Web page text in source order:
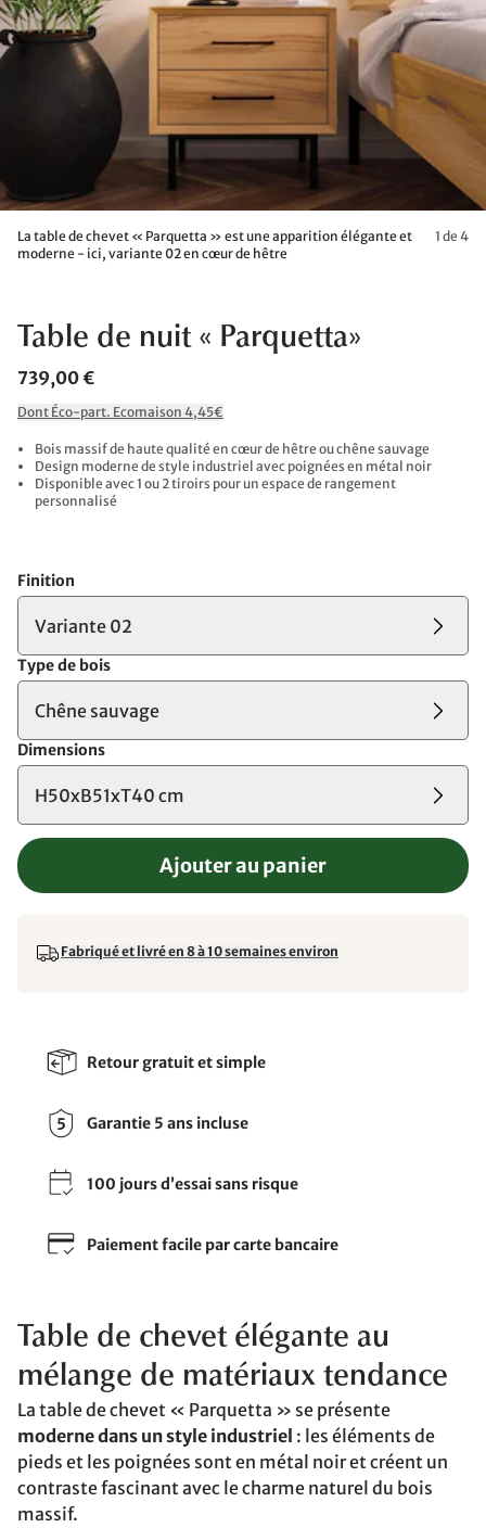
La table de chevet « Parquetta » est une apparition élégante et
moderne - ici, variante 02 en cœur de hêtre
1 de 4
Table de nuit « Parquetta»
739,00 €
Dont Éco-part. Ecomaison 4,45€
Bois massif de haute qualité en cœur de hêtre ou chêne sauvage
Design moderne de style industriel avec poignées en métal noir
Disponible avec 1 ou 2 tiroirs pour un espace de rangement
personnalisé
Finition
Variante 02
Type de bois
Chêne sauvage
Dimensions
H50xB51xT40 cm
Ajouter au panier
Fabriqué et livré en 8 à 10 semaines environ
Retour gratuit et simple
Garantie 5 ans incluse
100 jours d’essai sans risque
Paiement facile par carte bancaire
Table de chevet élégante au
mélange de matériaux tendance
La table de chevet « Parquetta » se présente
moderne dans un style industriel : les éléments de
pieds et les poignées sont en métal noir et créent un
contraste fascinant avec le charme naturel du bois
massif.